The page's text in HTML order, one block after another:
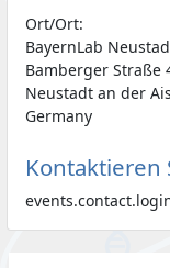
Ort/Ort:
BayernLab
Bamberger Straße
Neustadt an der
Germany
Kontaktieren